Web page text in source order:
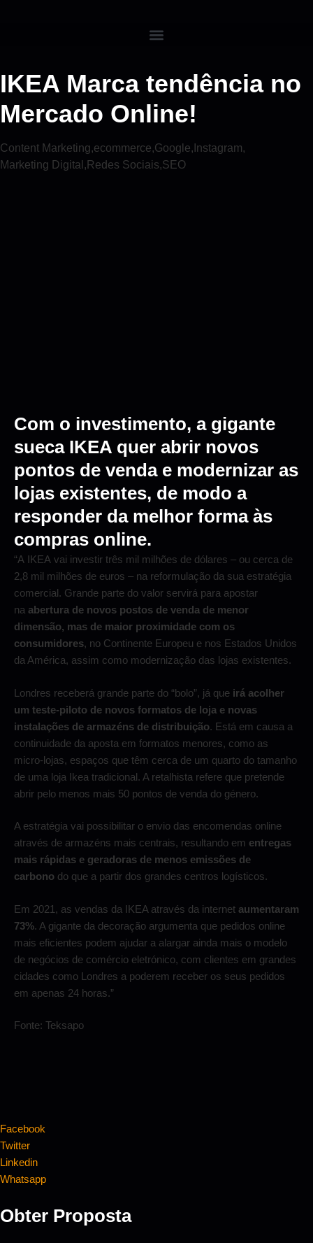
IKEA Marca tendência no
Mercado Online!
Content Marketing,ecommerce,Google, Instagram,
Marketing Digital , Redes Sociais,SEO
Com o investimento, a gigante
sueca IKEA quer abrir novos
pontos de venda e modernizar as
lojas existentes, de modo a
responder da melhor forma às
compras online.
“A IKEA vai investir três mil milhões de dólares – ou cerca de
2,8 mil milhões de euros – na reformulação da sua estratégia
comercial. Grande parte do valor servirá para apostar
na abertura de novos postos de venda de menor
dimensão, mas de maior proximidade com os
consumidores, no Continente Europeu e nos Estados Unidos
da América, assim como modernização das lojas existentes.
Londres receberá grande parte do “bolo”, já que irá acolher
um teste-piloto de novos formatos de loja e novas
instalações de armazéns de distribuição. Está em causa a
continuidade da aposta em formatos menores, como as
micro-lojas, espaços que têm cerca de um quarto do tamanho
de uma loja Ikea tradicional. A retalhista refere que pretende
abrir pelo menos mais 50 pontos de venda do género.
A estratégia vai possibilitar o envio das encomendas online
através de armazéns mais centrais, resultando em entregas
mais rápidas e geradoras de menos emissões de
carbono do que a partir dos grandes centros logísticos.
Em 2021, as vendas da IKEA através da internet aumentaram
73%. A gigante da decoração argumenta que pedidos online
mais eficientes podem ajudar a alargar ainda mais o modelo
de negócios de comércio eletrónico, com clientes em grandes
cidades como Londres a poderem receber os seus pedidos
em apenas 24 horas.”
Fonte: Teksapo
Facebook
Twitter
Linkedin
Whatsapp
Obter Proposta